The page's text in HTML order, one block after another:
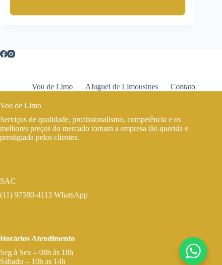
Vou de Limo Aluguel de Limousines Contato
Vou de Limo
Serviços de qualidade, profissionalismo, competência e os
melhores preços do mercado tornam a empresa tão querida e
prestigiada pelos clientes.
SAC
(11) 97580-4113 WhatsApp
Horários Atendimento
Seg à Sex – 08h às 18h
Sábado – 10h as 14h